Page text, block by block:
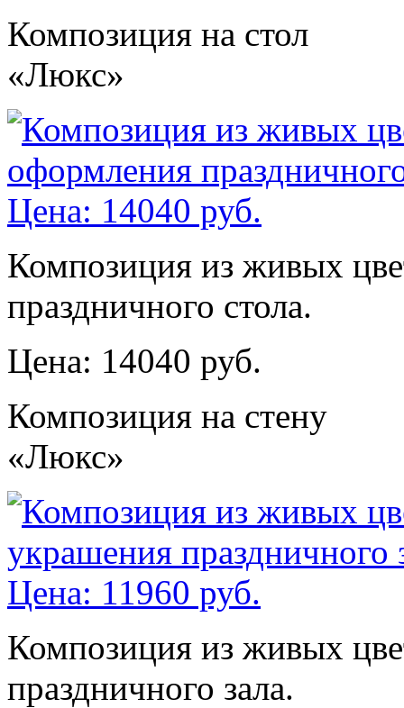
Композиция на стол
«Люкс»
Композиция из живых
праздничного стола.
Цена: 14040 руб.
Композиция на стену
«Люкс»
Композиция из живых
праздничного зала.